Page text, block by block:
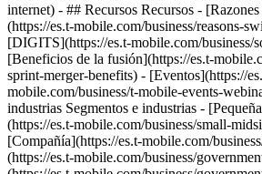
internet) - ## Recursos Recursos -
(https://es.t-mobile.com/business/reasons-
[DIGITS](https://es.t-mobile.com/business/
[Beneficios de la fusión](https://es.t-
sprint-merger-benefits) - [Eventos](https://
mobile.com/business/t-mobile-events-
industrias Segmentos e industrias -
(https://es.t-mobile.com/business/small-
[Compañía](https://es.t-mobile.com/
(https://es.t-mobile.com/business/